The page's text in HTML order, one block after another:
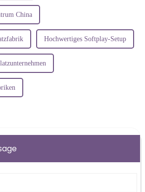
China
Hochwertiges Softplay-Setup